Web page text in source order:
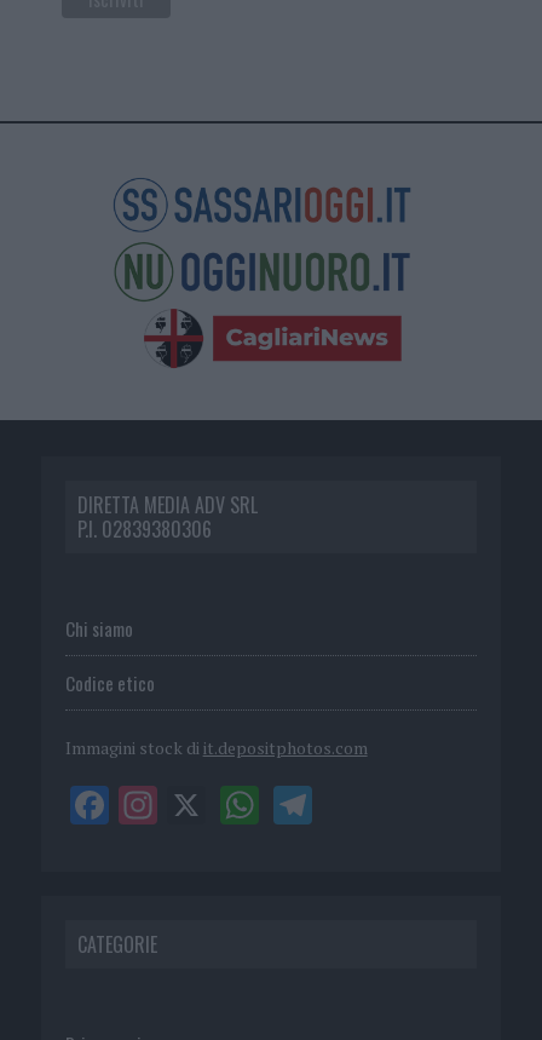
DIRETTA MEDIA ADV SRL
P.I. 02839380306
Chi siamo
Codice etico
Immagini stock di it.depositphotos.com
CATEGORIE